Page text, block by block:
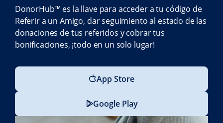
DonorHub™ es la llave para acceder a tu código de
Referir a un Amigo, dar seguimiento al estado de las
donaciones de tus referidos y cobrar tus
bonificaciones, ¡todo en un solo lugar!
App Store
Google Play